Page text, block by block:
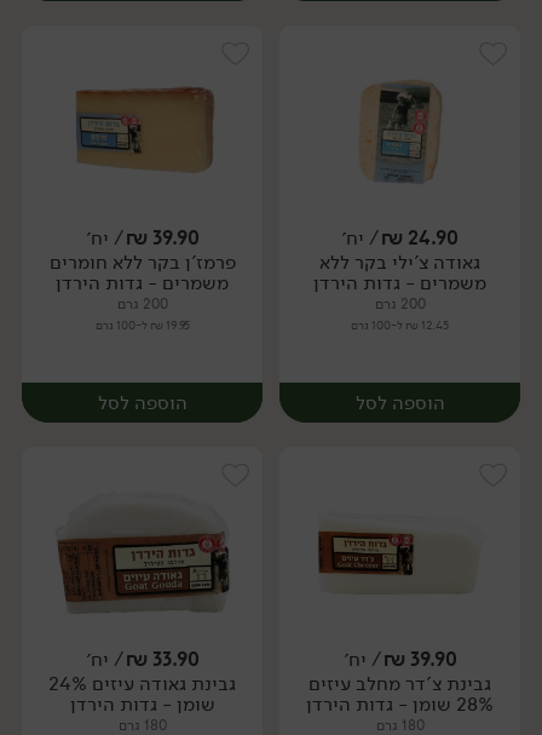
יח׳ יח׳
24.90
₪/ יח׳
גאודה צ'ילי בקר ללא
משמרים - גדות הירדן
200 גרם
12.45 ₪ ל-100 גרם
הוספה לסל
יח׳
39.90
₪/ יח׳
פרמז'ן בקר ללא חומרים
משמרים - גדות הירדן
200 גרם
19.95 ₪ ל-100 גרם
הוספה לסל
יח׳
39.90
₪/ יח׳
גבינת צ'דר מחלב עיזים
28% שומן - גדות הירדן
180 גרם
33.90
₪/ יח׳
גבינת גאודה עיזים 24%
שומן - גדות הירדן
180 גרם